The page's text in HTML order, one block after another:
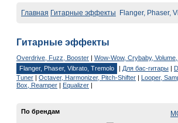
Главная Гитарные эффекты Flanger, Phaser,
Гитарные эффекты
Overdrive, Fuzz, Booster | Wow-Wow, Crybaby,
Flanger, Phaser, Vibrato, Tremolo
| Для бас-гитары |
Tuner | Octaver, Harmonizer, Pitch-Shifter | Looper,
Box, Reamper | Equalizer |
По брендам